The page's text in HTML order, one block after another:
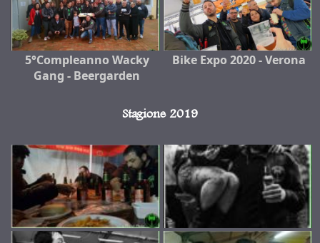
5°Compleanno Wacky
Gang - Beergarden
Bike Expo 2020 - Verona
Stagione 2019